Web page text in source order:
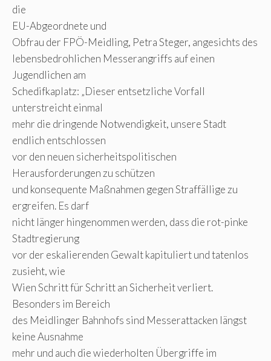
die
EU-Abgeordnete und
Obfrau der FPÖ-Meidling, Petra Steger, angesichts des
lebensbedrohlichen Messerangriffs auf einen
Jugendlichen am
Schedifkaplatz: „Dieser entsetzliche Vorfall
unterstreicht einmal
mehr die dringende Notwendigkeit, unsere Stadt
endlich entschlossen
vor den neuen sicherheitspolitischen
Herausforderungen zu schützen
und konsequente Maßnahmen gegen Straffällige zu
ergreifen. Es darf
nicht länger hingenommen werden, dass die rot-pinke
Stadtregierung
vor der eskalierenden Gewalt kapituliert und tatenlos
zusieht, wie
Wien Schritt für Schritt an Sicherheit verliert.
Besonders im Bereich
des Meidlinger Bahnhofs sind Messerattacken längst
keine Ausnahme
mehr und auch die wiederholten Übergriffe im